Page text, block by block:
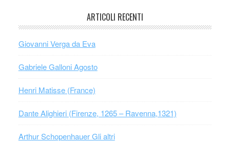
ARTICOLI RECENTI
Giovanni Verga da Eva
Gabriele Galloni Agosto
Henri Matisse (France)
Dante Alighieri (Firenze, 1265 – Ravenna,1321)
Arthur Schopenhauer Gli altri